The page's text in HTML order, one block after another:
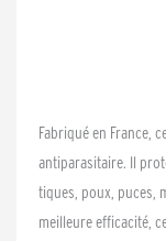
Fabriqué en France,
antiparasitaire. Il
tiques, poux, puces,
meilleure efficacité,